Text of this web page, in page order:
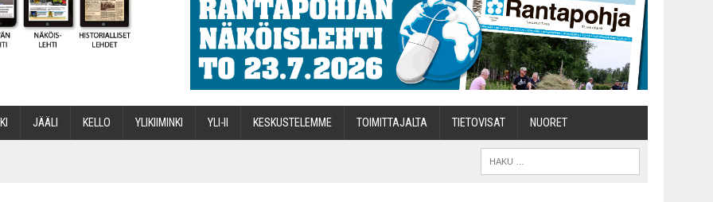
JÄÄ­LI KEL­LO YLI­KII­MIN­KI YLI-II KES­KUS­TE­LEM­ME TOI­MIT­TA­JAL­TA TIETOVISAT NUO­RET